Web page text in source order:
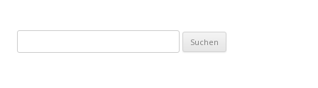
nach: